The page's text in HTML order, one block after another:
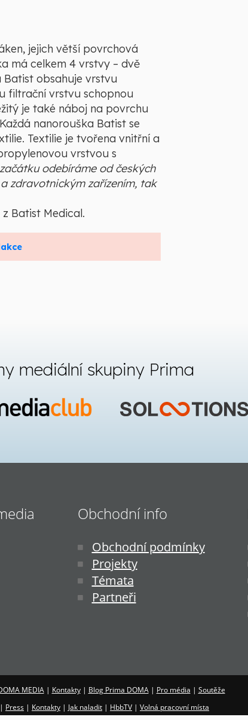
jejich větší povrchová
má celkem 4 vrstvy – dvě
obsahuje vrstvu
filtrační vrstvu schopnou
je také náboj na povrchu
nanorouška Batist se
Textilie je tvořena vnitřní a
vrstvou s
odebíráme od českých
zdravotnickým zařízením, tak
Batist Medical.
mediální skupiny Prima
Obchodní info
Obchodní podmínky
Projekty
Témata
Partneři
MEDIA| Kontakty| Blog Prima DOMA| Pro média | Soutěže
| Press | Kontakty | Jak naladit | HbbTV | Volná pracovní místa